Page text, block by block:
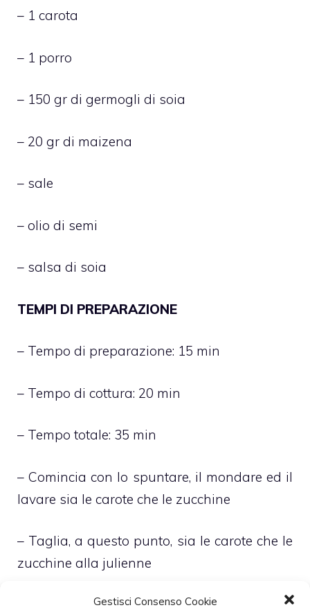
Gestisci Consenso Cookie
– 1 carota
– 1 porro
– 150 gr di germogli di soia
– 20 gr di maizena
– sale
– olio di semi
– salsa di soia
TEMPI DI PREPARAZIONE
– Tempo di preparazione: 15 min
– Tempo di cottura: 20 min
– Tempo totale: 35 min
– Comincia con lo spuntare, il mondare ed il
lavare sia le carote che le zucchine
– Taglia, a questo punto, sia le carote che le
zucchine alla julienne
– Pulisci inoltre, e taglia a rondelle molto